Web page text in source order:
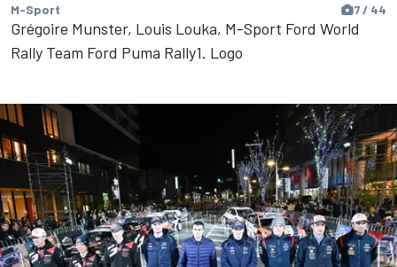
M-Sport 7 / 44
Grégoire Munster, Louis Louka, M-Sport Ford World
Rally Team Ford Puma Rally1. Logo